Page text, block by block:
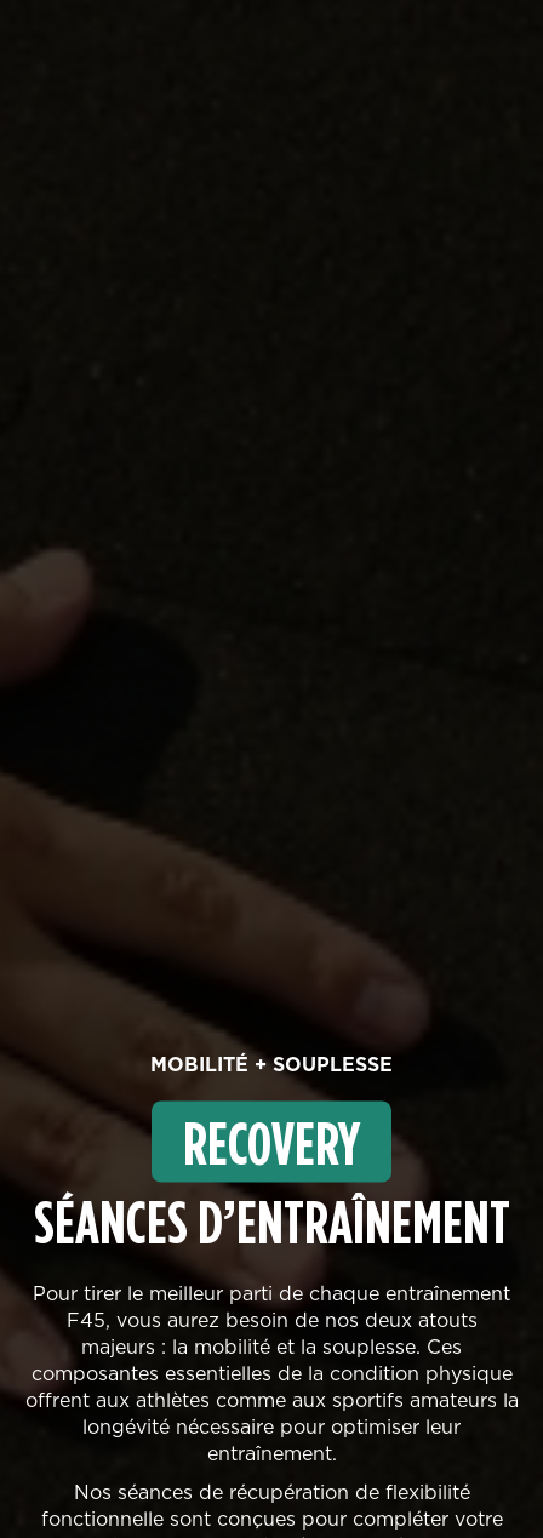
MOBILITÉ + SOUPLESSE
RECOVERY
SÉANCES D’ENTRAÎNEMENT
Pour tirer le meilleur parti de chaque entraînement
F45, vous aurez besoin de nos deux atouts
majeurs : la mobilité et la souplesse. Ces
composantes essentielles de la condition physique
offrent aux athlètes comme aux sportifs amateurs la
longévité nécessaire pour optimiser leur
entraînement.
Nos séances de récupération de flexibilité
fonctionnelle sont conçues pour compléter votre